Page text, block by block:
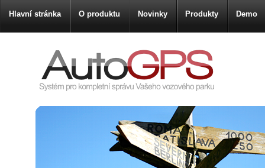
Hlavní stránka O produktu Novinky Produkty Demo